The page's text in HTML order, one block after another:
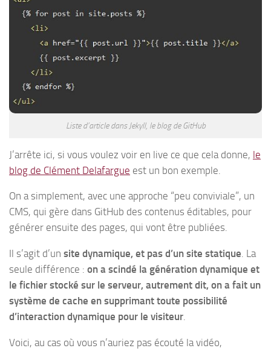
Liste d’article dans Jekyll, le blog de GitHub
J’arrête ici, si vous voulez voir en live ce que cela donne, le
blog de Clément Delafargue est un bon exemple.
On a simplement, avec une approche “peu conviviale”, un
CMS, qui gère dans GitHub des contenus éditables, pour
générer ensuite des pages, qui vont être publiées.
Il s’agit d’un site dynamique, et pas d’un site statique. La
seule différence : on a scindé la génération dynamique et
le fichier stocké sur le serveur, autrement dit, on a fait un
système de cache en supprimant toute possibilité
d’interaction dynamique pour le visiteur.
Voici, au cas où vous n’auriez pas écouté la vidéo,